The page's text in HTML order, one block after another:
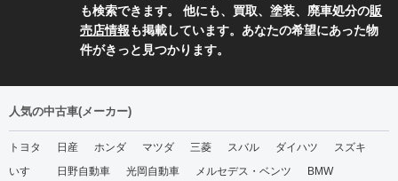
も検索できます。 他にも、買取、塗装、廃車処分の販
売店情報も掲載しています。あなたの希望にあった物
件がきっと見つかります。
人気の中古車(メーカー)
トヨタ 日産 ホンダ マツダ 三菱 スバル ダイハツ
スズキ
いすゞ
日野自動車 光岡自動車 メルセデス・ベンツ
BMW